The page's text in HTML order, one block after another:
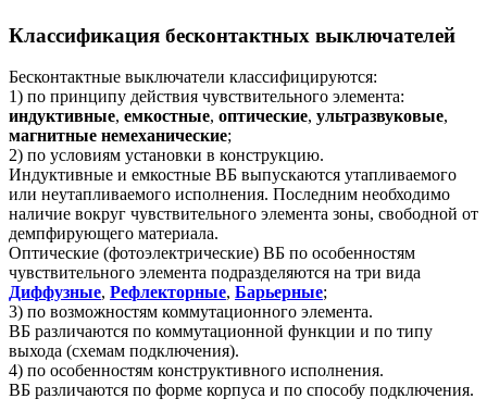
Классификация бесконтактных выключателей
Бесконтактные выключатели классифицируются:
1) по принципу действия чувствительного элемента:
индуктивные, емкостные, оптические, ультразвуковые,
магнитные немеханические;
2) по условиям установки в конструкцию.
Индуктивные и емкостные ВБ выпускаются утапливаемого
или неутапливаемого исполнения. Последним необходимо
наличие вокруг чувствительного элемента зоны, свободной от
демпфирующего материала.
Оптические (фотоэлектрические) ВБ по особенностям
чувствительного элемента подразделяются на три вида
Диффузные, Рефлекторные, Барьерные;
3) по возможностям коммутационного элемента.
ВБ различаются по коммутационной функции и по типу
выхода (схемам подключения).
4) по особенностям конструктивного исполнения.
ВБ различаются по форме корпуса и по способу подключения.